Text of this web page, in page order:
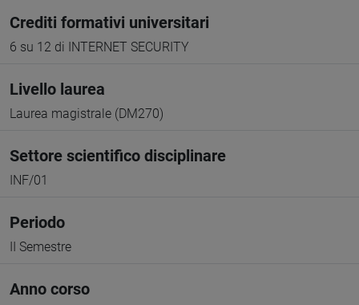
Crediti formativi universitari
6 su 12 di INTERNET SECURITY
Livello laurea
Laurea magistrale (DM270)
Settore scientifico disciplinare
INF/01
Periodo
II Semestre
Anno corso